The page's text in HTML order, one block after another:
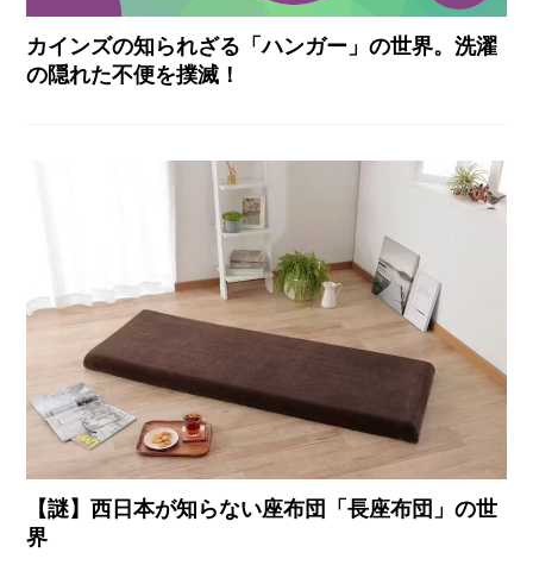
カインズの知られざる「ハンガー」の世界。洗濯
の隠れた不便を撲滅！
【謎】西日本が知らない座布団「長座布団」の世
界